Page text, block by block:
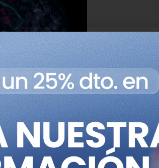
supresor. En la imagen,
Imagen: Adobe Express.
de
Quedaba una cuestión esencial:
emplear de forma segura en un